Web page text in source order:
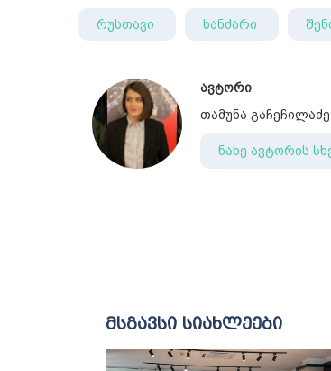
რუსთავი ხანძარი
ავტორი
თამუნა გაჩეჩილაძე
ნახე ავტორის
მსგავსი სიახლეები